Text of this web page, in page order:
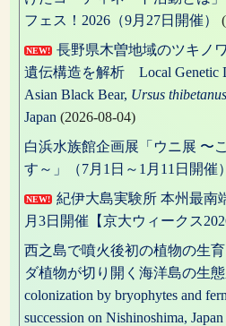
ン
フェス！2026（9月27日開催）
NEW!
長野県木曽地域のツキノ
遺伝構造を解析 Local Genetic
Asian Black Bear, Ursus thibetanus
Japan (2026-08-04)
白浜水族館企画展「ウニ展 〜
す～」（7月1日～1月11日開催）
NEW!
紀伊大島実験所 本州最南
月3日開催【京大ウィークス
西之島で噴火後初の植物の生
ダ植物が切り開く海洋島の生
colonization by bryophytes and
succession on Nishinoshima, Japan